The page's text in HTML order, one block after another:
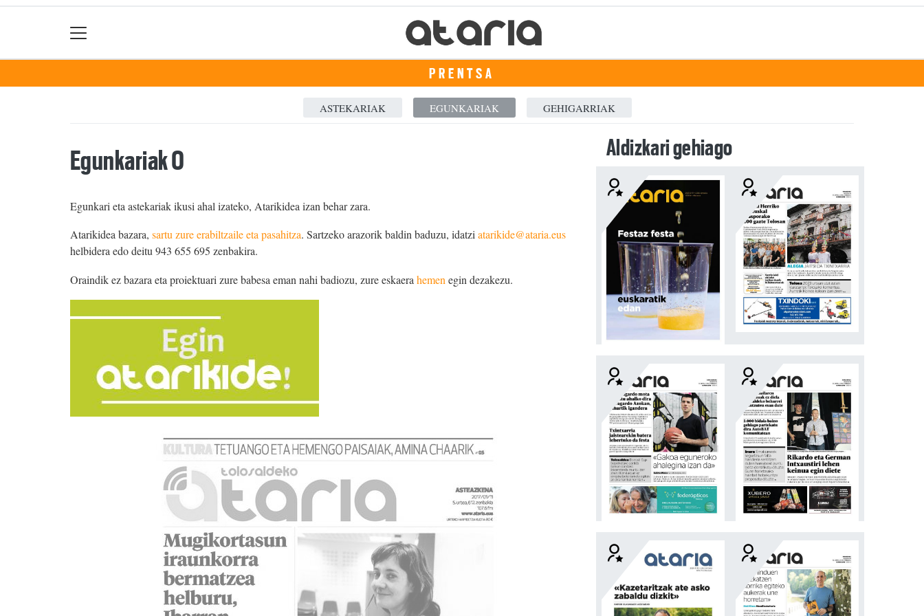
PRENTSA
ASTEKARIAK EGUNKARIAK GEHIGARRIAK
Egunkariak 0
Egunkari eta astekariak ikusi ahal izateko, Atarikidea izan behar zara.
Atarikidea bazara, sartu zure erabiltzaile eta pasahitza. Sartzeko arazorik baldin baduzu, idatziatarikide@ataria.eus
helbidera edo deitu 943 655 695 zenbakira.
Oraindik ez bazara eta proiektuari zure babesa eman nahi badiozu, zure eskaera hemen egin dezakezu.
Aldizkari gehiago